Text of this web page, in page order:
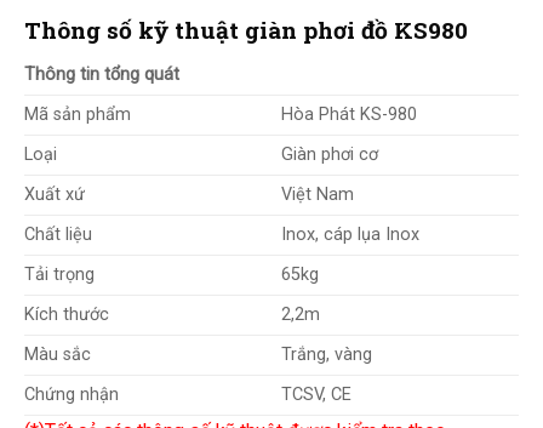
Thông số kỹ thuật giàn phơi đồ KS980
Thông tin tổng quát
Mã sản phẩm
Hòa Phát KS-980
Loại
Giàn phơi cơ
Xuất xứ
Việt Nam
Chất liệu
Inox, cáp lụa Inox
Tải trọng
65kg
Kích thước
2,2m
Màu sắc
Trắng, vàng
Chứng nhận
TCSV, CE